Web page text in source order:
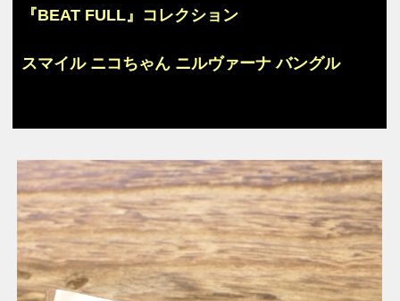
『BEAT FULL』コレクション
スマイル ニコちゃん ニルヴァーナ バングル